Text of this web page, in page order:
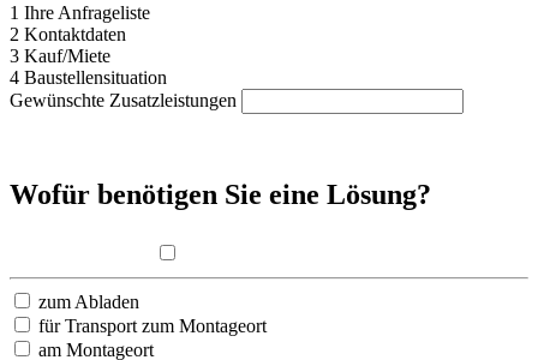
1 Ihre Anfrageliste
2 Kontaktdaten
3 Kauf/Miete
4 Baustellensituation
Gewünschte Zusatzleistungen
Wofür benötigen Sie eine Lösung?
zum Abladen
für Transport zum Montageort
am Montageort